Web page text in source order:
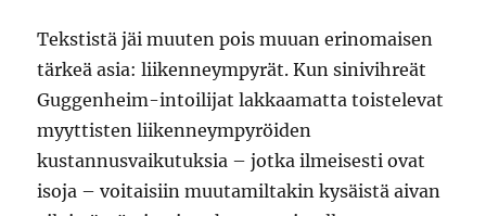
Tekstistä jäi muuten pois muuan erinomaisen
tärkeä asia: liikenneympyrät. Kun sinivihreät
Guggenheim-intoilijat lakkaamatta toistelevat
myyttisten liikenneympyröiden
kustannusvaikutuksia – jotka ilmeisesti ovat
isoja – voitaisiin muutamiltakin kysäistä aivan